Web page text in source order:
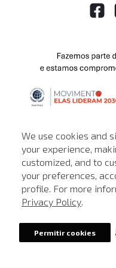
We use cookies and
your experience,
customized, and to
your preferences,
profile. For more
Privacy Policy.
Permitir cookies
© © Copyright 2000-2026 -
John John reserva-se no
Em caso de
Horário de Atendimento